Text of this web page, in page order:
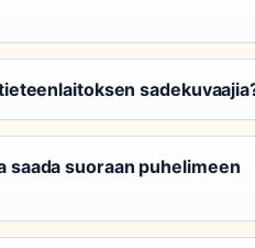
saada suoraan puhelimeen